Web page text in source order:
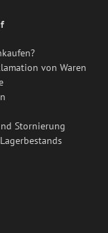
von Waren
Stornierung